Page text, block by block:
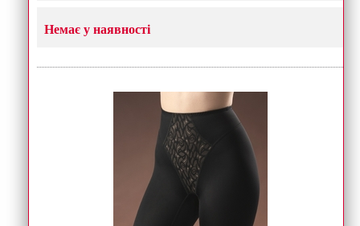
Немає у наявності